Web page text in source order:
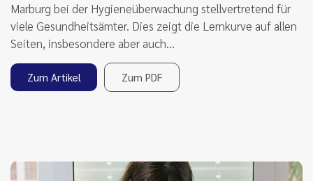
Marburg bei der Hygieneüberwachung stellvertretend für
viele Gesundheitsämter. Dies zeigt die Lernkurve auf allen
Seiten, insbesondere aber auch…
Zum Artikel Zum PDF